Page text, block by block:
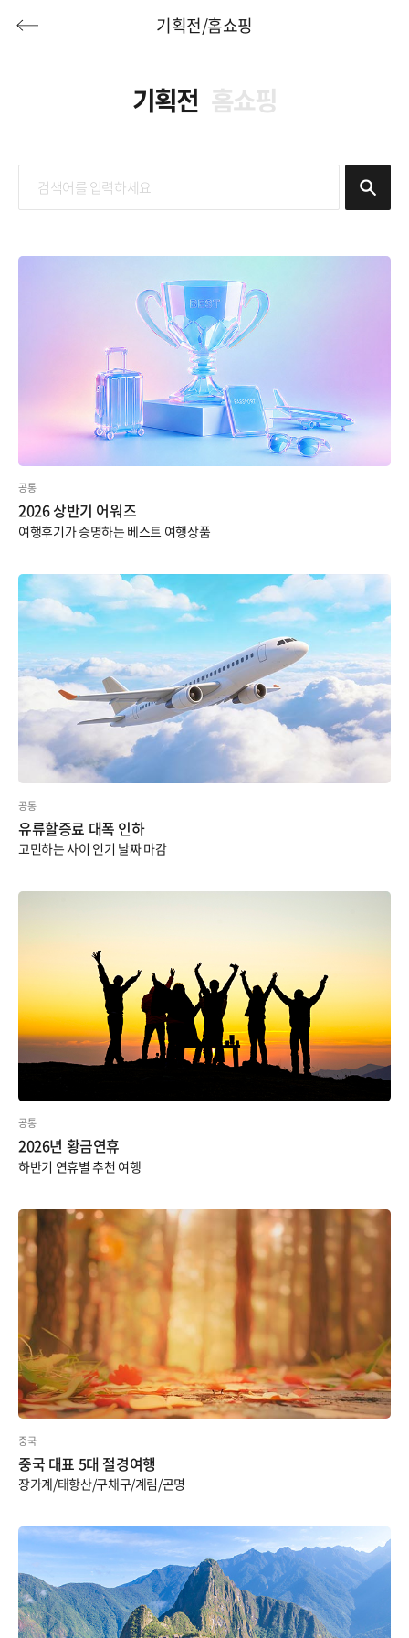
허니문 투어플랜/라이프 기업/단체
기획전/홈쇼핑
기획전 홈쇼핑
공통
2026 상반기 어워즈
여행후기가 증명하는 베스트 여행상품
공통
유류할증료 대폭 인하
고민하는 사이 인기 날짜 마감
공통
2026년 황금연휴
하반기 연휴별 추천 여행
중국
중국 대표 5대 절경여행
장가계/태항산/구채구/계림/곤명